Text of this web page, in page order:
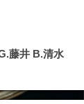
藤井 B.清水